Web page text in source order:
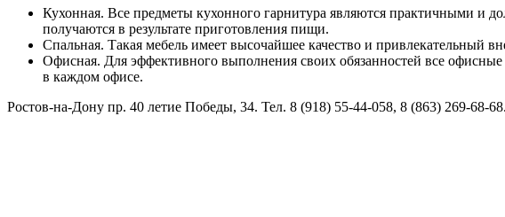
Кухонная. Все предметы кухонного гарнитура являются практичными и
получаются в результате приготовления пищи.
Спальная. Такая мебель имеет высочайшее качество и
Офисная. Для эффективного выполнения своих обязанностей все
в каждом офисе.
Ростов-на-Дону пр. 40 летие Победы, 34. Тел. 8 (918) 55-44-058, 8 (863) 269-68-68.